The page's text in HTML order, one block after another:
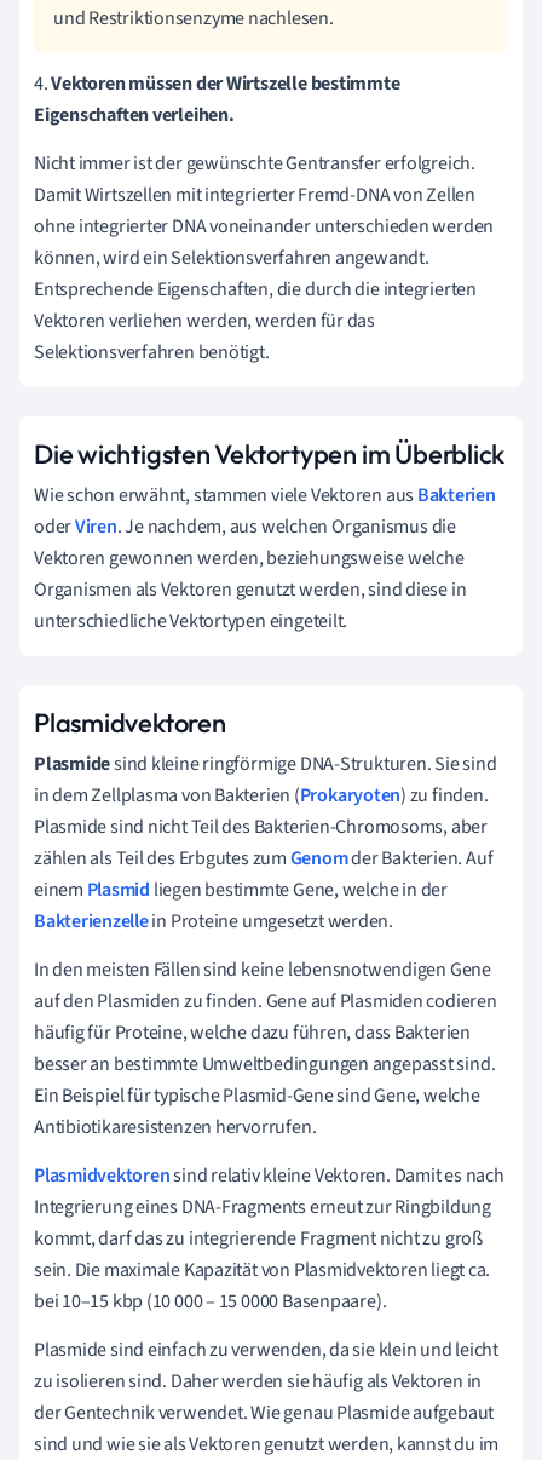
und Restriktionsenzyme nachlesen.
4.Vektoren müssen der Wirtszelle bestimmte
Eigenschaften verleihen.
Nicht immer ist der gewünschte Gentransfer erfolgreich.
Damit Wirtszellen mit integrierter Fremd-DNA von Zellen
ohne integrierter DNA voneinander unterschieden werden
können, wird ein Selektionsverfahren angewandt.
Entsprechende Eigenschaften, die durch die integrierten
Vektoren verliehen werden, werden für das
Selektionsverfahren benötigt.
Die wichtigsten Vektortypen im Überblick
Wie schon erwähnt, stammen viele Vektoren ausBakterien
oderViren. Je nachdem, aus welchen Organismus die
Vektoren gewonnen werden, beziehungsweise welche
Organismen als Vektoren genutzt werden, sind diese in
unterschiedliche Vektortypen eingeteilt.
Plasmidvektoren
Plasmidesind kleine ringförmige DNA-Strukturen. Sie sind
in dem Zellplasma von Bakterien (Prokaryoten) zu finden.
Plasmide sind nicht Teil des Bakterien-Chromosoms, aber
zählen als Teil des Erbgutes zumGenomder Bakterien. Auf
einem Plasmid liegen bestimmte Gene, welche in der
Bakterienzellein Proteine umgesetzt werden.
In den meisten Fällen sind keine lebensnotwendigen Gene
auf den Plasmiden zu finden. Gene auf Plasmiden codieren
häufig für Proteine, welche dazu führen, dass Bakterien
besser an bestimmte Umweltbedingungen angepasst sind.
Ein Beispiel für typische Plasmid-Gene sind Gene, welche
Antibiotikaresistenzen hervorrufen.
Plasmidvektorensind relativ kleine Vektoren. Damit es nach
Integrierung eines DNA-Fragments erneut zur Ringbildung
kommt, darf das zu integrierende Fragment nicht zu groß
sein. Die maximale Kapazität von Plasmidvektoren liegt ca.
bei 10–15 kbp (10 000 – 15 0000 Basenpaare).
Plasmide sind einfach zu verwenden, da sie klein und leicht
zu isolieren sind. Daher werden sie häufig als Vektoren in
der Gentechnik verwendet. Wie genau Plasmide aufgebaut
sind und wie sie als Vektoren genutzt werden, kannst du im